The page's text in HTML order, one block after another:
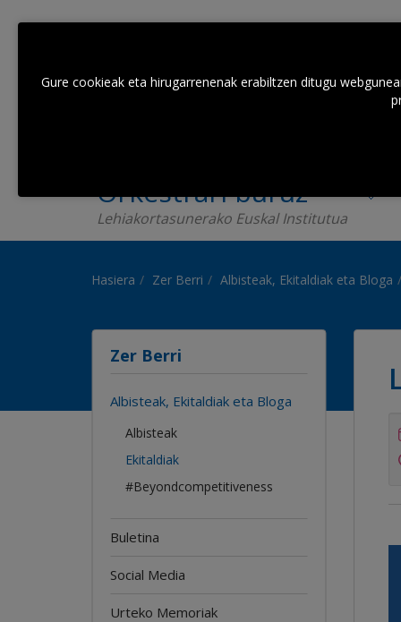
Orkestrari buruz
Lehiakortasunerako Euskal Institutua
Hasiera Zer Berri Albisteak, Ekitaldiak eta Bloga
Zer Berri
Albisteak, Ekitaldiak eta Bloga
Albisteak
Ekitaldiak
#Beyondcompetitiveness
Buletina
Social Media
Urteko Memoriak
Gure cookieak eta hirugarrenenak erabiltzen ditugu